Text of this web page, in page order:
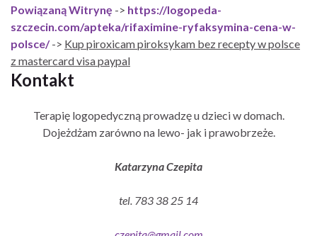
Powiązaną Witrynę -> https://logopeda-
szczecin.com/apteka/rifaximine-ryfaksymina-cena-w-
polsce/-> Kup piroxicam piroksykam bez recepty w polsce
z mastercard visa paypal
Kontakt
Terapię logopedyczną prowadzę u dzieci w domach.
Dojeżdżam zarówno na lewo- jak i prawobrzeże.
Katarzyna Czepita
tel. 783 38 25 14